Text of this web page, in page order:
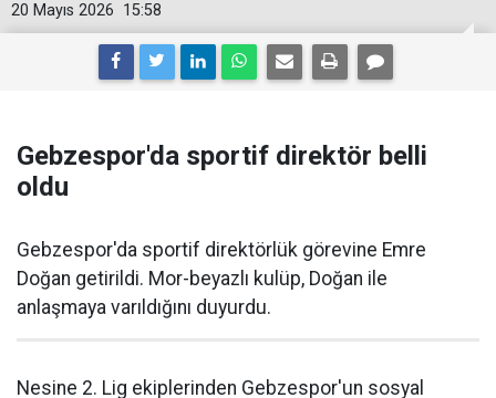
15:58
20 Mayıs 2026
Gebzespor'da sportif direktör belli
oldu
Gebzespor'da sportif direktörlük görevine Emre
Doğan getirildi. Mor-beyazlı kulüp, Doğan ile
anlaşmaya varıldığını duyurdu.
Nesine 2. Lig ekiplerinden Gebzespor'un sosyal